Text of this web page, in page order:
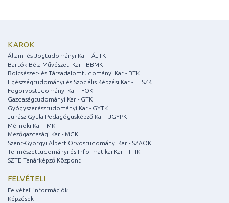
KAROK
Állam- és Jogtudományi Kar - ÁJTK
Bartók Béla Művészeti Kar - BBMK
Bölcsészet- és Társadalomtudományi Kar - BTK
Egészségtudományi és Szociális Képzési Kar - ETSZK
Fogorvostudományi Kar - FOK
Gazdaságtudományi Kar - GTK
Gyógyszerésztudományi Kar - GYTK
Juhász Gyula Pedagógusképző Kar - JGYPK
Mérnöki Kar - MK
Mezőgazdasági Kar - MGK
Szent-Györgyi Albert Orvostudományi Kar - SZAOK
Természettudományi és Informatikai Kar - TTIK
SZTE Tanárképző Központ
FELVÉTELI
Felvételi információk
Képzések